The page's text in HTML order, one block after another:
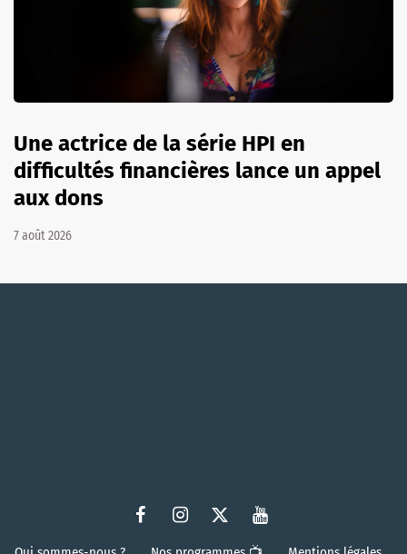
Une actrice de la série HPI en
difficultés financières lance un appel
aux dons
7 août 2026